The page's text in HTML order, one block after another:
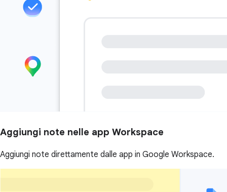
Aggiungi note nelle app Workspace
Aggiungi note direttamente dalle app in Google Workspace.